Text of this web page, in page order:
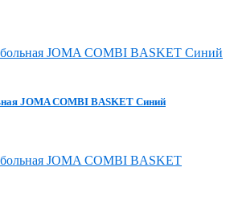
JOMA COMBI BASKET Синий